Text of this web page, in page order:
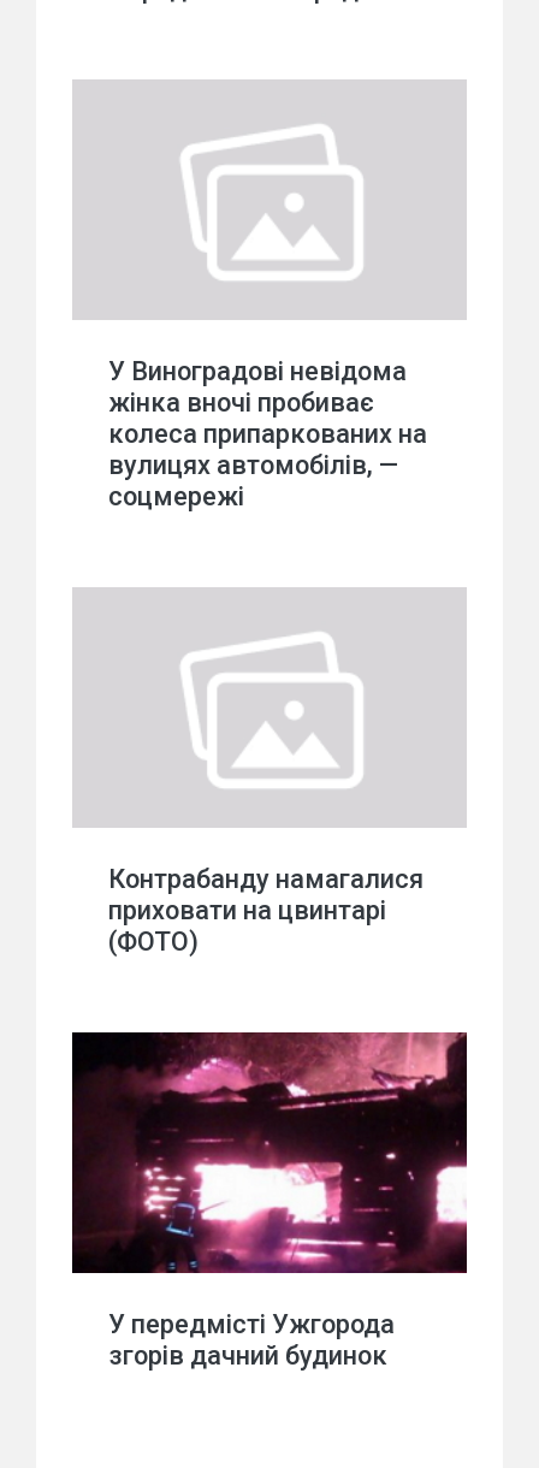
У Виноградові невідома
жінка вночі пробиває
колеса припаркованих на
вулицях автомобілів, —
соцмережі
Контрабанду намагалися
приховати на цвинтарі
(ФОТО)
У передмісті Ужгорода
згорів дачний будинок